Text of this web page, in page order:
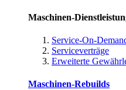
Maschinen-
Service-On-
Serviceverträge
Erweiterte
Maschinen-Rebuilds